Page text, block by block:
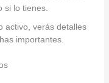
si lo tienes.
activo, verás detalles
importantes.